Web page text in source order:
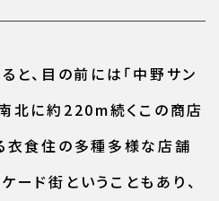
と、目の前には「中野サン
北に約220m続くこの商店
食住の多種多様な店舗
ード街ということもあり、